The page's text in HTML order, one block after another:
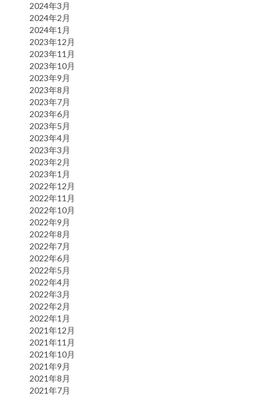
2024年3月
2024年2月
2024年1月
2023年12月
2023年11月
2023年10月
2023年9月
2023年8月
2023年7月
2023年6月
2023年5月
2023年4月
2023年3月
2023年2月
2023年1月
2022年12月
2022年11月
2022年10月
2022年9月
2022年8月
2022年7月
2022年6月
2022年5月
2022年4月
2022年3月
2022年2月
2022年1月
2021年12月
2021年11月
2021年10月
2021年9月
2021年8月
2021年7月